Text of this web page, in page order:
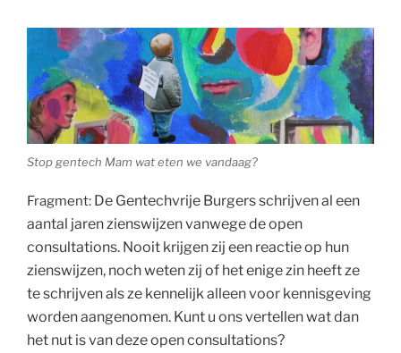
Stop gentech Mam wat eten we vandaag?
Fragment: De Gentechvrije Burgers schrijven al een
aantal jaren zienswijzen vanwege de open
consultations. Nooit krijgen zij een reactie op hun
zienswijzen, noch weten zij of het enige zin heeft ze
te schrijven als ze kennelijk alleen voor kennisgeving
worden aangenomen. Kunt u ons vertellen wat dan
het nut is van deze open consultations?